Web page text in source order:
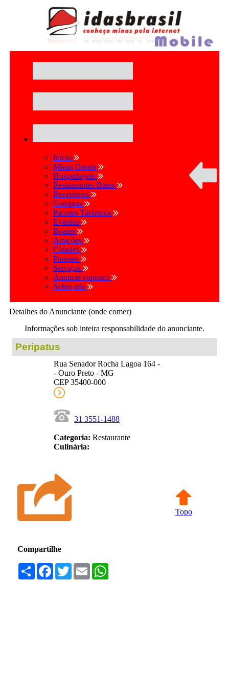
Início
Minas Gerais
Hospedagem
Restaurantes-Bares
Receptivos
Compras
Pacotes Turísticos
Eventos
Boates
Atrações
Cidades
Parques
Serviços
Anuncie conosco
Sobre nós
Detalhes do Anunciante (onde comer)
Informações sob inteira responsabilidade do anunciante.
Peripatus
Rua Senador Rocha Lagoa 164 -
- Ouro Preto - MG
CEP 35400-000
31 3551-1488
Categoria: Restaurante
Culinária:
Topo
Compartilhe
Compartilhar
Facebook
TwitterEmail